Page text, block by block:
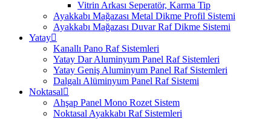
Vitrin Arkası Seperatör, Karma Tip
Ayakkabı Mağazası Metal Dikme Profil Sistemi
Ayakkabı Mağazası Duvar Raf Dikme Sistemi
Yatay
Kanallı Pano Raf Sistemleri
Yatay Dar Aluminyum Panel Raf Sistemleri
Yatay Geniş Aluminyum Panel Raf Sistemleri
Dalgalı Alüminyum Panel Raf Sistemi
Noktasal
Ahşap Panel Mono Rozet Sistem
Noktasal Ayakkabı Raf Sistemleri